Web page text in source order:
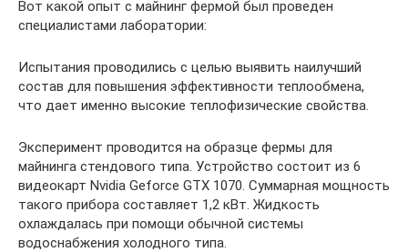
Вот какой опыт с майнинг фермой был проведен
специалистами лаборатории:
Испытания проводились с целью выявить наилучший
состав для повышения эффективности теплообмена,
что дает именно высокие теплофизические свойства.
Эксперимент проводится на образце фермы для
майнинга стендового типа. Устройство состоит из 6
видеокарт Nvidia Geforce GTX 1070. Суммарная мощность
такого прибора составляет 1,2 кВт. Жидкость
охлаждалась при помощи обычной системы
водоснабжения холодного типа.